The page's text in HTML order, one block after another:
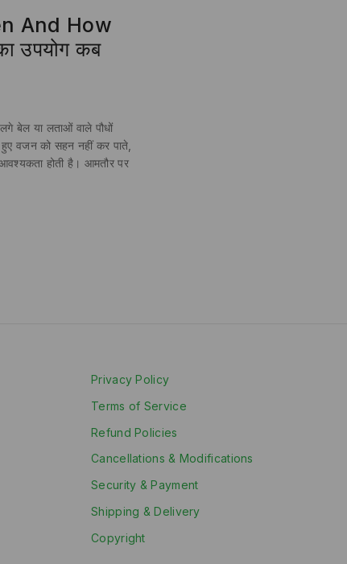
And How
उपयोग कब
बेल या लताओं वाले पौधों
वजन को सहन नहीं कर पाते,
होती है। आमतौर पर
Privacy Policy
Terms of Service
Refund Policies
Cancellations & Modifications
Security & Payment
Shipping & Delivery
Copyright